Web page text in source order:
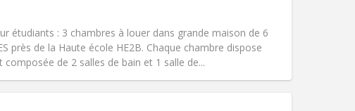
étudiants : 3 chambres à louer dans grande maison de 6
près de la Haute école HE2B. Chaque chambre dispose
de 2 salles de bain et 1 salle de...
Autre
Atmosphère:Calme